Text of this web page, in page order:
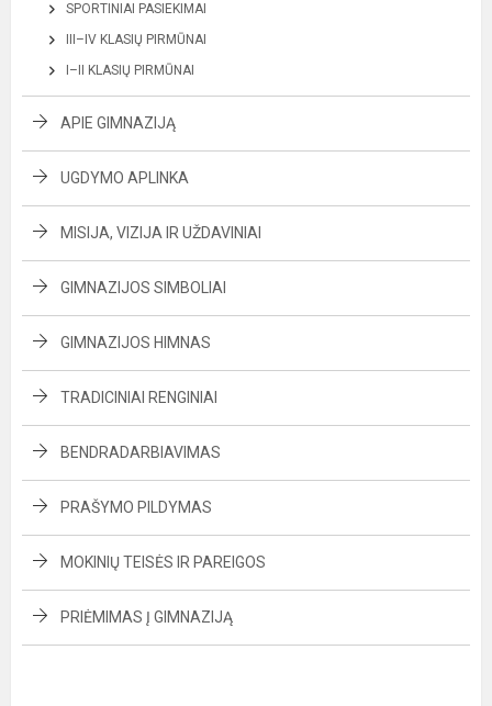
SPORTINIAI PASIEKIMAI
III–IV KLASIŲ PIRMŪNAI
I–II KLASIŲ PIRMŪNAI
APIE GIMNAZIJĄ
UGDYMO APLINKA
MISIJA, VIZIJA IR UŽDAVINIAI
GIMNAZIJOS SIMBOLIAI
GIMNAZIJOS HIMNAS
TRADICINIAI RENGINIAI
BENDRADARBIAVIMAS
PRAŠYMO PILDYMAS
MOKINIŲ TEISĖS IR PAREIGOS
PRIĖMIMAS Į GIMNAZIJĄ